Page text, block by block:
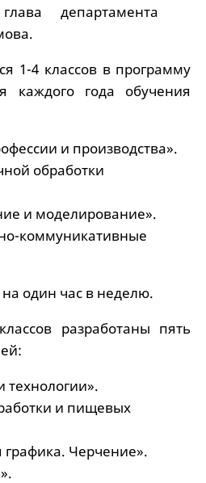
департамента
1-4 классов в программу
каждого года обучения
и производства».
обработки
и моделирование».
коммуникативные
один час в неделю.
разработаны пять
технологии».
и пищевых
Черчение».